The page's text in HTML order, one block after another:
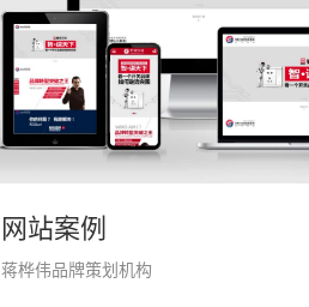
网站案例
蒋桦伟品牌策划机构